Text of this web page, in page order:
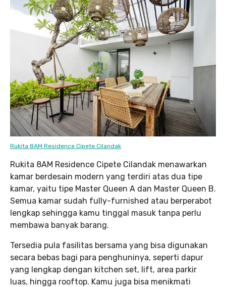
Rukita 8AM Residence Cipete Cilandak
Rukita 8AM Residence Cipete Cilandak menawarkan
kamar berdesain modern yang terdiri atas dua tipe
kamar, yaitu tipe Master Queen A dan Master Queen B.
Semua kamar sudah fully-furnished atau berperabot
lengkap sehingga kamu tinggal masuk tanpa perlu
membawa banyak barang.
Tersedia pula fasilitas bersama yang bisa digunakan
secara bebas bagi para penghuninya, seperti dapur
yang lengkap dengan kitchen set, lift, area parkir
luas, hingga rooftop. Kamu juga bisa menikmati